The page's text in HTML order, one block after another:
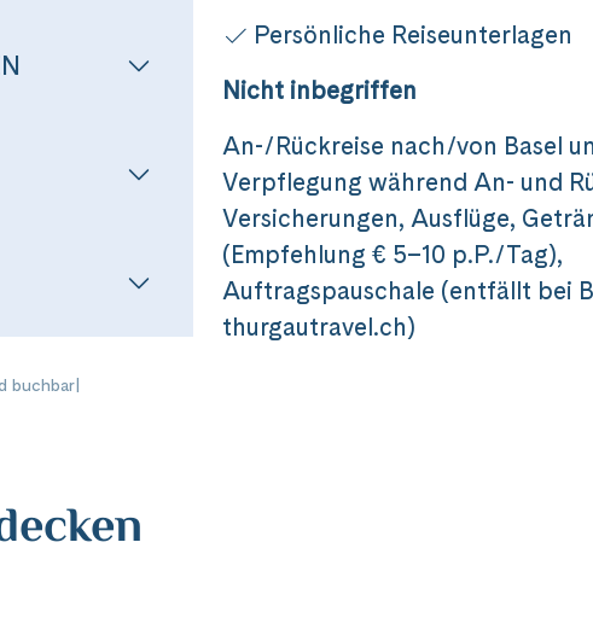
Messenger
buchbar
Persönliche Reiseunterlagen
Nicht inbegriffen
An-/Rückreise nach/von Basel
Verpflegung während An- und
Versicherungen, Ausflüge,
(Empfehlung € 5–10 p.P./Tag),
Auftragspauschale (entfällt bei
thurgautravel.ch)